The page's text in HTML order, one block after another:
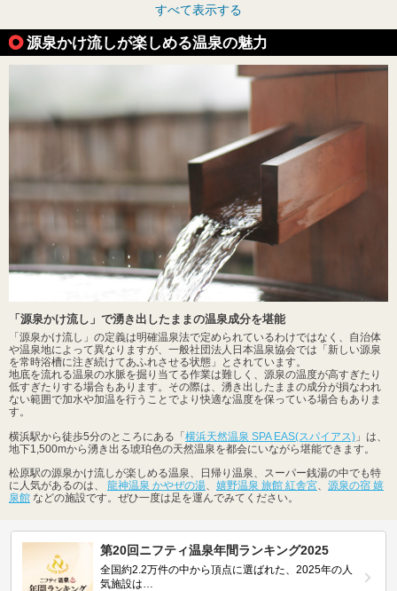
すべて表示する
源泉かけ流しが楽しめる温泉の魅力
「源泉かけ流し」で湧き出したままの温泉成分を堪能
「源泉かけ流し」の定義は明確温泉法で定められているわけではなく、自治体
や温泉地によって異なりますが、一般社団法人日本温泉協会では「新しい源泉
を常時浴槽に注ぎ続けてあふれさせる状態」とされています。
地底を流れる温泉の水脈を掘り当てる作業は難しく、源泉の温度が高すぎたり
低すぎたりする場合もあります。その際は、湧き出したままの成分が損なわれ
ない範囲で加水や加温を行うことでより快適な温度を保っている場合もありま
す。
横浜駅から徒歩5分のところにある「 横浜天然温泉 SPA EAS(スパイアス) 」は、
地下1,500mから湧き出る琥珀色の天然温泉を都会にいながら堪能できます。
松原駅の源泉かけ流しが楽しめる温泉、日帰り温泉、スーパー銭湯の中でも特
に人気があるのは、 龍神温泉 かやぜの湯、 嬉野温泉 旅館 紅舎宮、 源泉の宿 嬉
泉館 などの施設です。ぜひ一度は足を運んでみてください。
第20回ニフティ温泉年間ランキング2025
全国約2.2万件の中から頂点に選ばれた、2025年の人
気施設は…